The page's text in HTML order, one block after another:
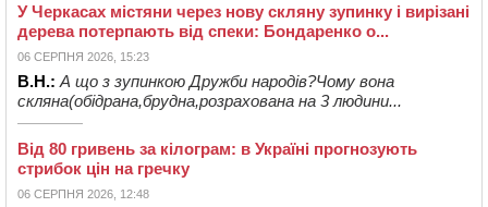
У Черкасах містяни через нову скляну зупинку і вирізані
дерева потерпають від спеки: Бондаренко о...
06 СЕРПНЯ 2026, 15:23
В.Н.: А що з зупинкою Дружби народів?Чому вона
скляна(обідрана,брудна,розрахована на 3 людини...
Від 80 гривень за кілограм: в Україні прогнозують
стрибок цін на гречку
06 СЕРПНЯ 2026, 12:48